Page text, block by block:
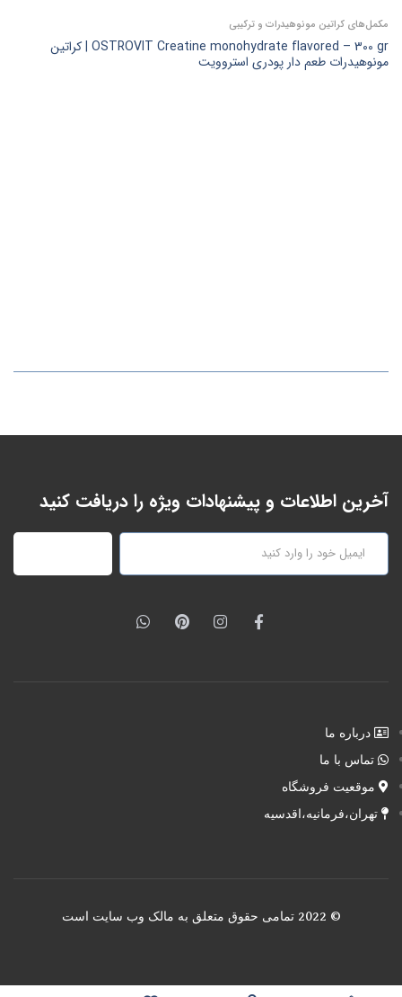
مکمل‌های کراتین مونوهیدرات و ترکیبی
OSTROVIT Creatine monohydrate flavored – 300 gr | کراتین
مونوهیدرات طعم دار پودری استروویت
آخرین اطلاعات و پیشنهادات ویژه را دریافت کنید
درباره ما
تماس با ما
موقعیت فروشگاه
تهران،فرمانیه،اقدسیه
© 2022 تمامی حقوق متعلق به مالک وب سایت است